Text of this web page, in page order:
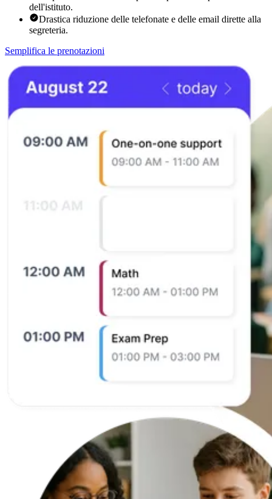
dell'istituto.
Drastica riduzione delle telefonate e delle email dirette alla
segreteria.
Semplifica le prenotazioni